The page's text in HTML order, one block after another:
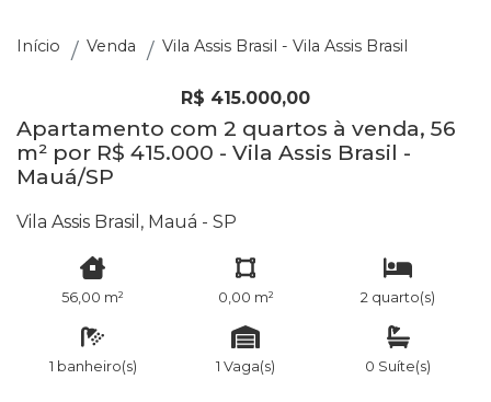
Início Venda Vila Assis Brasil - Vila Assis Brasil
R$ 415.000,00
Apartamento com 2 quartos à venda, 56
m² por R$ 415.000 - Vila Assis Brasil -
Mauá/SP
Vila Assis Brasil, Mauá - SP
56,00 m² 0,00 m² 2 quarto(s)
1 banheiro(s) 1 Vaga(s) 0 Suíte(s)